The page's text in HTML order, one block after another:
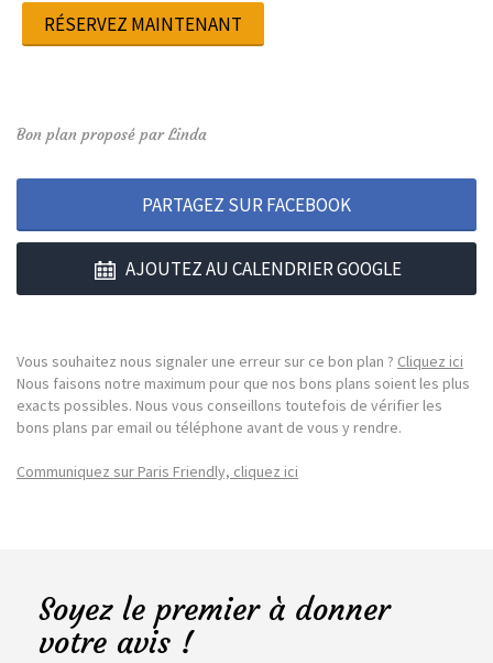
RÉSERVEZ MAINTENANT
Bon plan proposé par Linda
PARTAGEZ SUR FACEBOOK
AJOUTEZ AU CALENDRIER GOOGLE
Vous souhaitez nous signaler une erreur sur ce bon plan ? Cliquez ici
Nous faisons notre maximum pour que nos bons plans soient les plus
exacts possibles. Nous vous conseillons toutefois de vérifier les
bons plans par email ou téléphone avant de vous y rendre.
Communiquez sur Paris Friendly, cliquez ici
Soyez le premier à donner
votre avis !